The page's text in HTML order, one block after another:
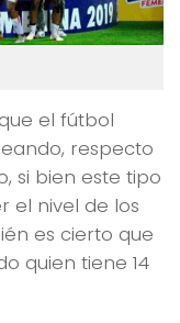
el fútbol
respecto
si bien este tipo
el nivel de los
es cierto que
quien tiene 14